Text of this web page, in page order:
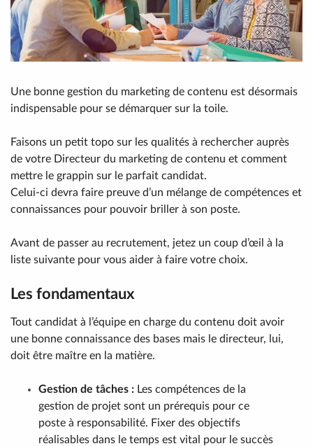
Une bonne gestion du marketing de contenu est désormais
indispensable pour se démarquer sur la toile.
Faisons un petit topo sur les qualités à rechercher auprès
de votre Directeur du marketing de contenu et comment
mettre le grappin sur le parfait candidat.
Celui-ci devra faire preuve d’un mélange de compétences et
connaissances pour pouvoir briller à son poste.
Avant de passer au recrutement, jetez un coup d’œil à la
liste suivante pour vous aider à faire votre choix.
Les fondamentaux
Tout candidat à l’équipe en charge du contenu doit avoir
une bonne connaissance des bases mais le directeur, lui,
doit être maître en la matière.
Gestion de tâches : Les compétences de la
gestion de projet sont un prérequis pour ce
poste à responsabilité. Fixer des objectifs
réalisables dans le temps est vital pour le succès